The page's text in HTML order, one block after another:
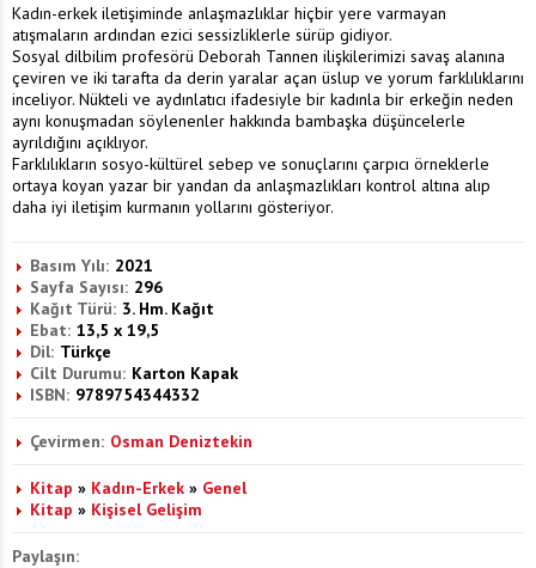
Kadın-erkek iletişiminde anlaşmazlıklar hiçbir yere varmayan
atışmaların ardından ezici sessizliklerle sürüp gidiyor.
Sosyal dilbilim profesörü Deborah Tannen ilişkilerimizi savaş alanına
çeviren ve iki tarafta da derin yaralar açan üslup ve yorum farklılıklarını
inceliyor. Nükteli ve aydınlatıcı ifadesiyle bir kadınla bir erkeğin neden
aynı konuşmadan söylenenler hakkında bambaşka düşüncelerle
ayrıldığını açıklıyor.
Farklılıkların sosyo-kültürel sebep ve sonuçlarını çarpıcı örneklerle
ortaya koyan yazar bir yandan da anlaşmazlıkları kontrol altına alıp
daha iyi iletişim kurmanın yollarını gösteriyor.
Basım Yılı: 2021
Sayfa Sayısı: 296
Kağıt Türü: 3. Hm. Kağıt
Ebat: 13,5 x 19,5
Dil: Türkçe
Cilt Durumu: Karton Kapak
ISBN: 9789754344332
Çevirmen: Osman Deniztekin
Kitap » Kadın-Erkek » Genel
Kitap » Kişisel Gelişim
Paylaşın: